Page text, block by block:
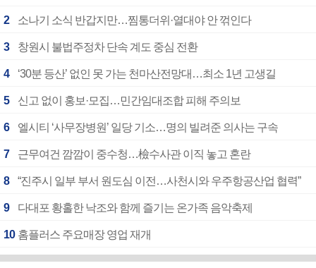
2 소나기 소식 반갑지만…찜통더위·열대야 안 꺾인다
3 창원시 불법주정차 단속 계도 중심 전환
4 ‘30분 등산’ 없인 못 가는 천마산전망대…최소 1년 고생길
5 신고 없이 홍보·모집…민간임대조합 피해 주의보
6 엘시티 ‘사무장병원’ 일당 기소…명의 빌려준 의사는 구속
7 근무여건 깜깜이 중수청…檢수사관 이직 놓고 혼란
8 “진주시 일부 부서 원도심 이전…사천시와 우주항공산업 협력”
9 다대포 황홀한 낙조와 함께 즐기는 온가족 음악축제
10 홈플러스 주요매장 영업 재개